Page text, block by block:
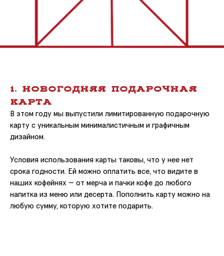
1. Новогодняя подАрочнАя
кАртА
В этом году мы выпустили лимитированную подарочную
карту с уникальным минималистичным и графичным
дизайном.
Условия использования карты таковы, что у нее нет
срока годности. Ей можно оплатить все, что видите в
наших кофейнях — от мерча и пачки кофе до любого
напитка из меню или десерта. Пополнить карту можно на
любую сумму, которую хотите подарить.